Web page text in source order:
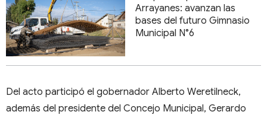
Arrayanes: avanzan las
bases del futuro Gimnasio
Municipal N°6
Del acto participó el gobernador Alberto Weretilneck,
además del presidente del Concejo Municipal, Gerardo